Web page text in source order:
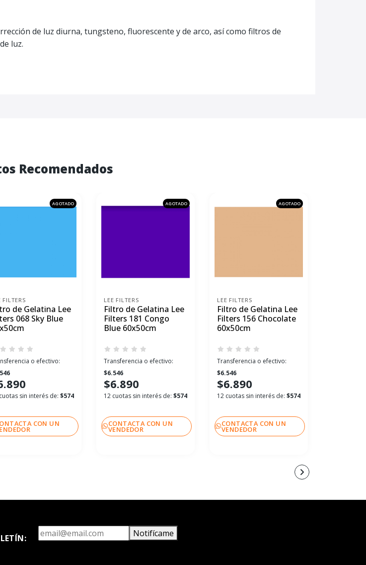
de luz diurna, tungsteno, fluorescente y de arco, así como filtros de
luz.
Recomendados
AGOTADO
FILTERS
de Gelatina Lee
068 Sky Blue
o efectivo:
sin interés de: $574
CON UN
AGOTADO
LEE FILTERS
Filtro de Gelatina Lee
Filters 181 Congo
Blue 60x50cm
Transferencia o efectivo:
$6.546
$6.890
12 cuotas sin interés de: $574
CONTACTA CON UN
VENDEDOR
AGOTADO
LEE FILTERS
Filtro de Gelatina Lee
Filters 156 Chocolate
60x50cm
Transferencia o efectivo:
$6.546
$6.890
12 cuotas sin interés de: $574
CONTACTA CON UN
VENDEDOR
Notifícame